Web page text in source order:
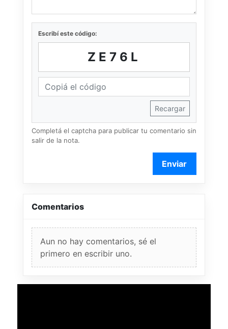
Escribí este código:
ZE76L
Recargar
Completá el captcha para publicar tu comentario sin
salir de la nota.
Enviar
Comentarios
Aun no hay comentarios, sé el
primero en escribir uno.